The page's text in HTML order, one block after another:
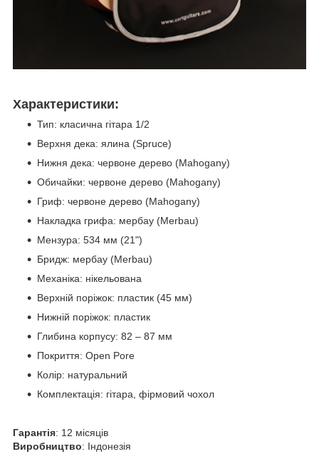
Характеристики:
Тип: класична гітара 1/2
Верхня дека: ялина (Spruce)
Нижня дека: червоне дерево (Mahogany)
Обичайки: червоне дерево (Mahogany)
Гриф: червоне дерево (Mahogany)
Накладка грифа: мербау (Merbau)
Мензура: 534 мм (21")
Бридж: мербау (Merbau)
Механіка: нікельована
Верхній поріжок: пластик (45 мм)
Нижній поріжок: пластик
Глибина корпусу: 82 – 87 мм
Покриття: Open Pore
Колір: натуральний
Комплектація: гітара, фірмовий чохол
Гарантія: 12 місяців
Виробництво: Індонезія